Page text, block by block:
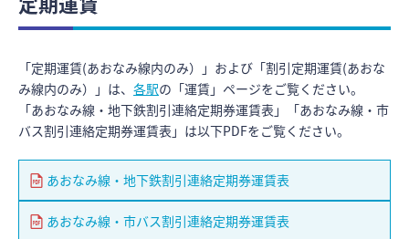
「定期運賃(あおなみ線内のみ）」および「割引定期運賃(あおな
み線内のみ）」は、 各駅の「運賃」ページをご覧ください。
「あおなみ線・地下鉄割引連絡定期券運賃表」「あおなみ線・市
バス割引連絡定期券運賃表」は以下PDFをご覧ください。
あおなみ線・地下鉄割引連絡定期券運賃表
あおなみ線・市バス割引連絡定期券運賃表